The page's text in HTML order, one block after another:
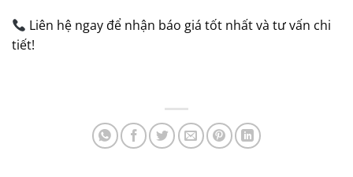
Liên hệ ngay để nhận báo giá tốt nhất và tư vấn chi
tiết!